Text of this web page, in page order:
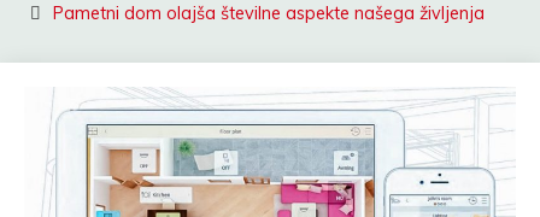
Pametni dom olajša številne aspekte našega življenja